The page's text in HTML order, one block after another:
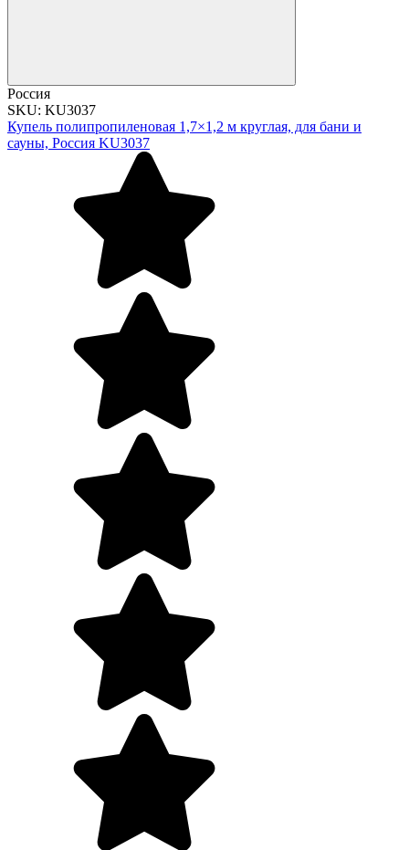
Россия
SKU: KU3037
Купель полипропиленовая 1,7×1,2 м круглая, для бани и
сауны, Россия KU3037